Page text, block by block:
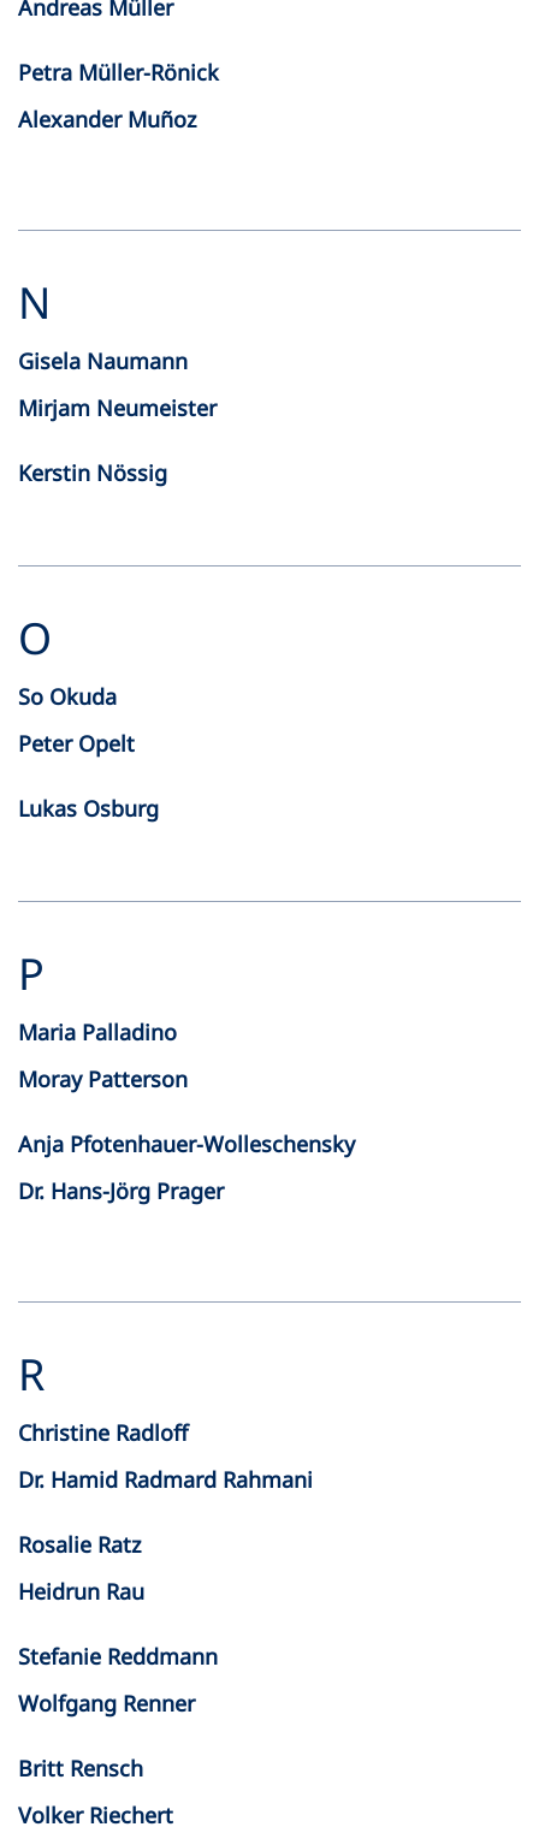
Andreas Müller
Petra Müller-Rönick
Alexander Muñoz
N
Gisela Naumann
Mirjam Neumeister
Kerstin Nössig
O
So Okuda
Peter Opelt
Lukas Osburg
P
Maria Palladino
Moray Patterson
Anja Pfotenhauer-Wolleschensky
Dr. Hans-Jörg Prager
R
Christine Radloff
Dr. Hamid Radmard Rahmani
Rosalie Ratz
Heidrun Rau
Stefanie Reddmann
Wolfgang Renner
Britt Rensch
Volker Riechert